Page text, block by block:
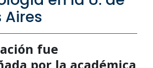
Aires
fue
por la académica